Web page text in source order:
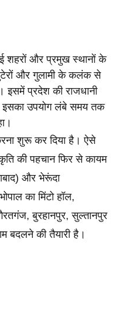
शहरों और प्रमुख स्थानों के
और गुलामी के कलंक से
इसमें प्रदेश की राजधानी
इसका उपयोग लंबे समय तक
शुरू कर दिया है। ऐसे
की पहचान फिर से कायम
और भेरूंदा
का मिंटो हॉल,
बुरहानपुर, सुल्तानपुर
बदलने की तैयारी है।